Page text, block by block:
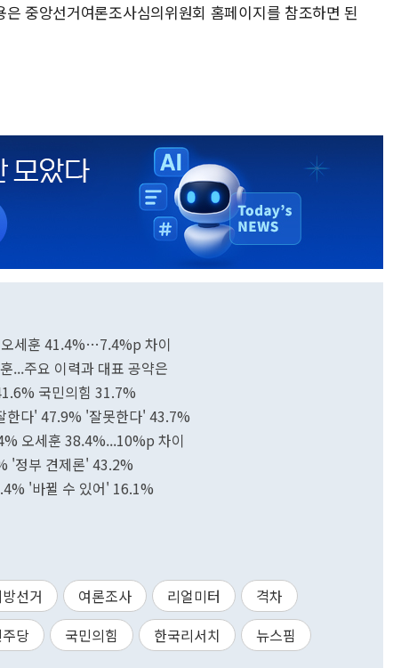
중앙선거여론조사심의위원회 홈페이지를 참조하면 된
세훈 41.4%…7.4%p 차이
...주요 이력과 대표 공약은
국민의힘 31.7%
한다' 47.9% '잘못한다' 43.7%
오세훈 38.4%...10%p 차이
'정부 견제론' 43.2%
'바뀔 수 있어' 16.1%
선거 여론조사 리얼미터
격차
당 국민의힘 한국리서치 뉴스핌